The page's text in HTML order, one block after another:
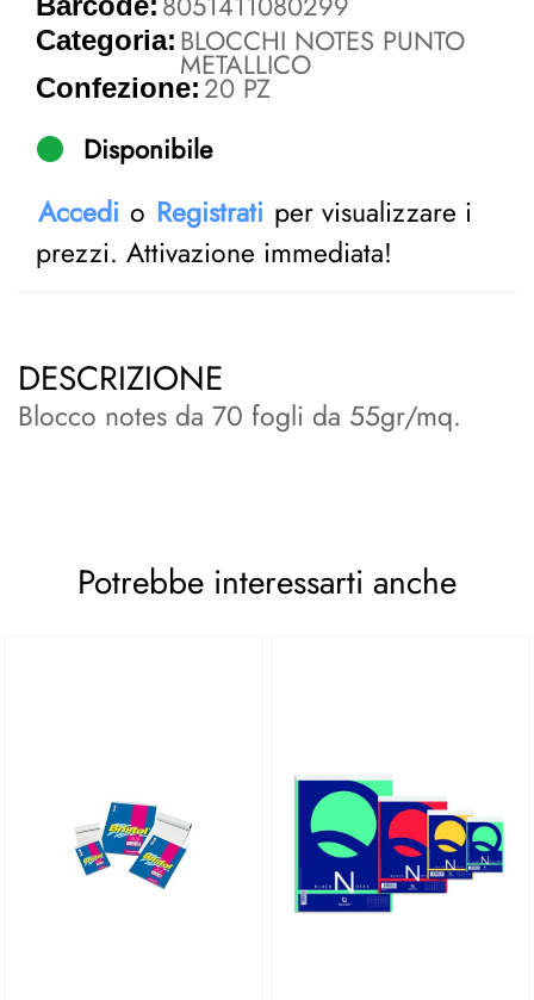
Categoria: BLOCCHI NOTES PUNTO
METALLICO
Confezione:20 PZ
Disponibile
Accedi o Registrati per visualizzare i
prezzi. Attivazione immediata!
DESCRIZIONE
Blocco notes da 70 fogli da 55gr/mq.
Potrebbe interessarti anche